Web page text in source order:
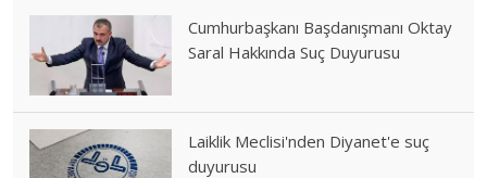
Cumhurbaşkanı Başdanışmanı Oktay
Saral Hakkında Suç Duyurusu
Laiklik Meclisi'nden Diyanet'e suç
duyurusu